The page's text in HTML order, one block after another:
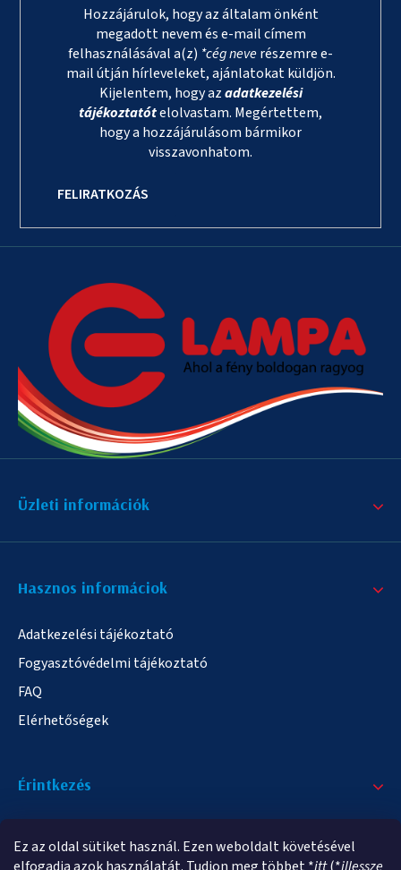
Ez az oldal sütiket használ. Ezen weboldalt követésével
Hozzájárulok, hogy az általam önként
megadott nevem és e-mail címem
felhasználásával a(z) *cég neverészemre e-
mail útján hírleveleket, ajánlatokat küldjön.
Kijelentem, hogy azadatkezelési
tájékoztatótelolvastam. Megértettem,
hogy a hozzájárulásom bármikor
visszavonhatom.
FELIRATKOZÁS
Üzleti információk
Hasznos informáciok
Adatkezelési tájékoztató
Fogyasztóvédelmi tájékoztató
FAQ
Elérhetőségek
Érintkezés
info@elampa.hu